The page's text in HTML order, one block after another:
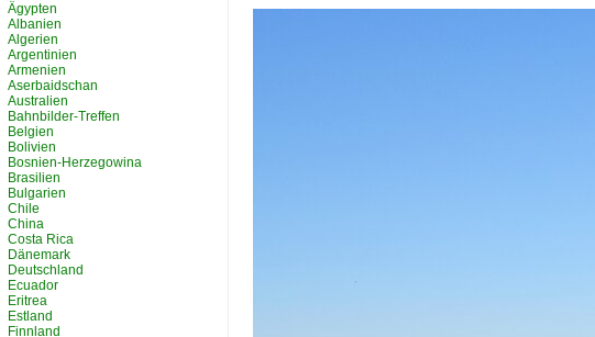
Ägypten
Albanien
Algerien
Argentinien
Armenien
Aserbaidschan
Australien
Bahnbilder-Treffen
Belgien
Bolivien
Bosnien-Herzegowina
Brasilien
Bulgarien
Chile
China
Costa Rica
Dänemark
Deutschland
Ecuador
Eritrea
Estland
Finnland